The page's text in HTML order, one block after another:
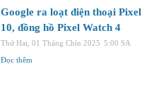
Google ra loạt điện thoại Pixel
10, đồng hồ Pixel Watch 4
Thứ Hai, 01 Tháng Chín 2025 5:00 SA
Đọc thêm